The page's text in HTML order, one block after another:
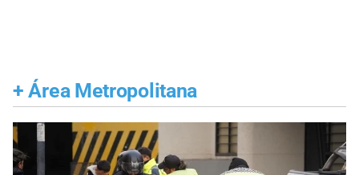
+ Área Metropolitana